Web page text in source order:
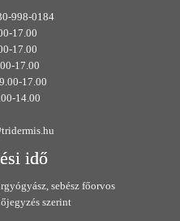
998-0184
17.00
17.00
17.00
17.00
14.00
idő
sebész főorvos
szerint